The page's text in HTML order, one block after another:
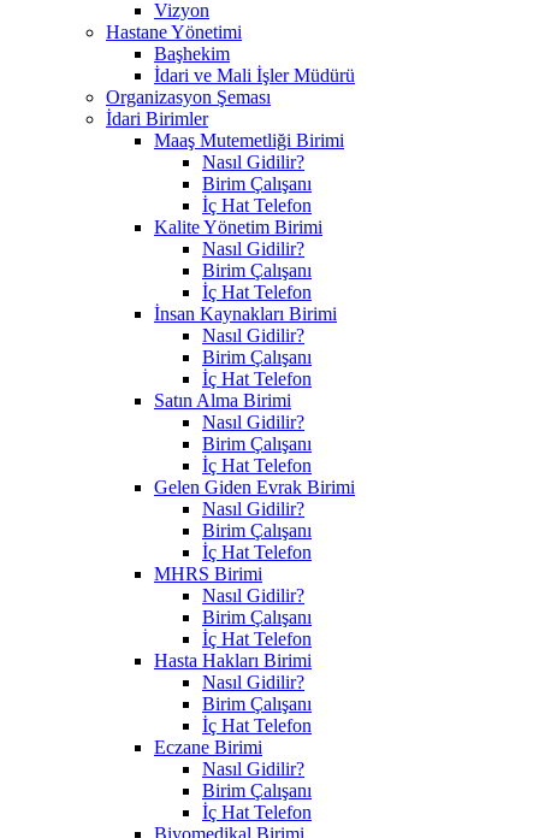
Vizyon
Hastane Yönetimi
Başhekim
İdari ve Mali İşler Müdürü
Organizasyon Şeması
İdari Birimler
Maaş Mutemetliği Birimi
Nasıl Gidilir?
Birim Çalışanı
İç Hat Telefon
Kalite Yönetim Birimi
Nasıl Gidilir?
Birim Çalışanı
İç Hat Telefon
İnsan Kaynakları Birimi
Nasıl Gidilir?
Birim Çalışanı
İç Hat Telefon
Satın Alma Birimi
Nasıl Gidilir?
Birim Çalışanı
İç Hat Telefon
Gelen Giden Evrak Birimi
Nasıl Gidilir?
Birim Çalışanı
İç Hat Telefon
MHRS Birimi
Nasıl Gidilir?
Birim Çalışanı
İç Hat Telefon
Hasta Hakları Birimi
Nasıl Gidilir?
Birim Çalışanı
İç Hat Telefon
Eczane Birimi
Nasıl Gidilir?
Birim Çalışanı
İç Hat Telefon
Biyomedikal Birimi